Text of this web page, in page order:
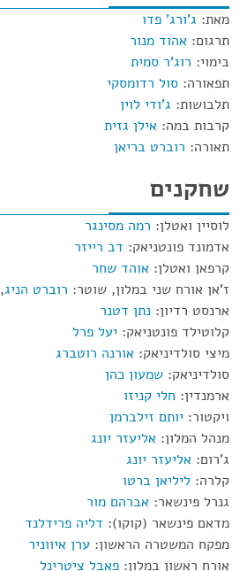
מאת: ג'ורג' פדו
תרגום: אהוד מנור
בימוי: רוג'ר סמית
תפאורה: סול רדומסקי
תלבושות: ג'ודי לוין
קרבות במה: אילן גזית
תאורה: רוברט בריאן
שחקנים
לוסיין ואטלן: רמה מסינגר
אדמונד פונטניאק: דב רייזר
קרפאן ואטלן: אוהד שחר
ז'אן אורח שני במלון, שוטר: רוברט הניג,
ארנסט רדיון: נתן דטנר
קלוטילד פונטניאק: יעל פרל
מיצי סולדיניאק: אורנה רוטברג
סולדיניאק: שמעון כהן
ארמנדין: חלי קניזו
ויקטור: יותם זילברמן
מנהל המלון: אליעזר יונג
ג'רום: אליעזר יונג
קלרה: ליליאן ברטו
גנרל פינשאר: אברהם מור
מדאם פינשאר (קוקו): דליה פרידלנד
מפקח המשטרה הראשון: ערן איווניר
אורח ראשון במלון: פאבל ציטרינל